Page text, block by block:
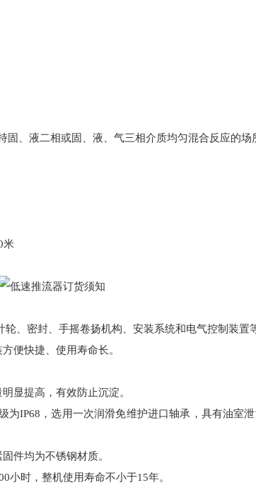
、液二相或固、液、气三相介质均匀混合反应的场
米
、密封、手摇卷扬机构、安装系统和电气控制装置
便快捷、使用寿命长。
显提高，有效防止沉淀。
为IP68 ，选用一次润滑免维护进口轴承，具有油室
件均为不锈钢材质。
小时，整机使用寿命不小于15年。